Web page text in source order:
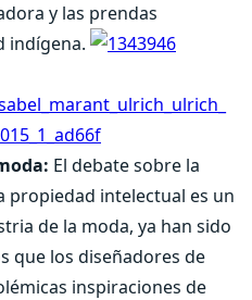
y las prendas
indígena.
El debate sobre la
propiedad intelectual es un
de la moda, ya han sido
que los diseñadores de
inspiraciones de